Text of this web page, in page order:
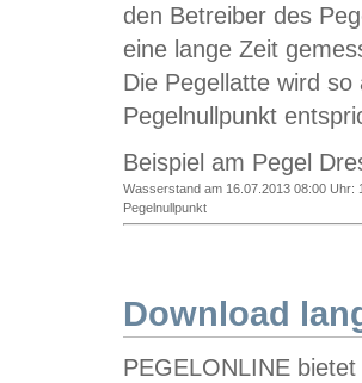
den Betreiber des
eine lange Zeit
Die Pegellatte wird
Pegelnullpunkt
Beispiel am Pegel
Wasserstand am 16.07.2013 08:00 Uhr:
Pegelnullpunkt
Download
PEGELONLINE